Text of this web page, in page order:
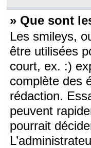
» Que sont
Les smileys,
être utilisées
court, ex. :)
complète des
rédaction.
peuvent
pourrait